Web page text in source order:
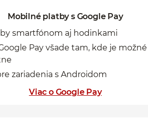
Mobilné platby s Google Pay
smartfónom aj hodinkami
Pay všade tam, kde je
zariadenia s Androidom
Viac o Google Pay